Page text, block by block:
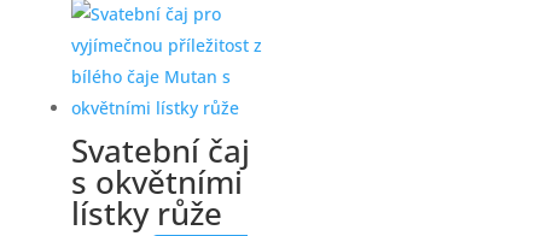
Svatební čaj
s okvětními
lístky růže